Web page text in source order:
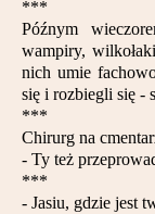
Rossa
Trasy
Darczyńcy
Partnerzy
***
Późnym
wampiry,
nich umie
się i rozbiegli się -
***
Chirurg na
- Ty też
***
- Jasiu, gdzie jest